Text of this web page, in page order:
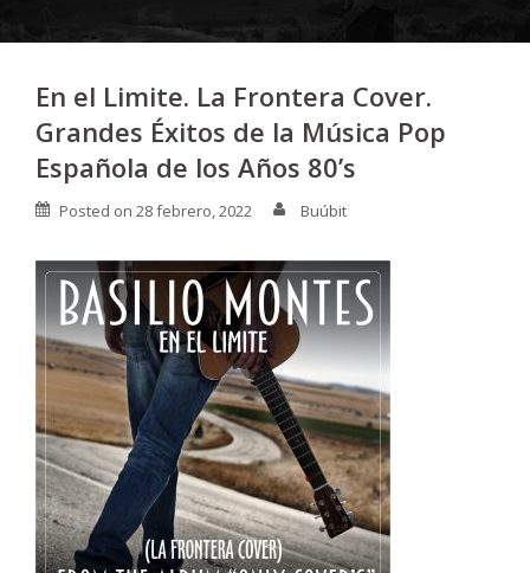
En el Limite. La Frontera Cover.
Grandes Éxitos de la Música Pop
Española de los Años 80’s
Posted on 28 febrero, 2022 Buúbit